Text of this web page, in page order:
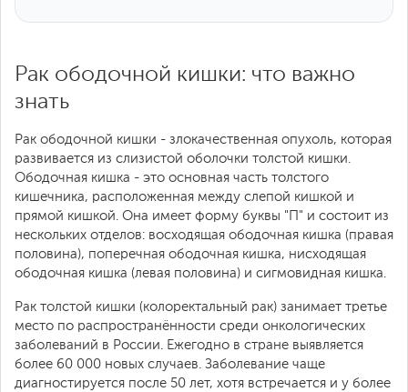
Рак ободочной кишки: что важно
знать
Рак ободочной кишки - злокачественная опухоль, которая
развивается из слизистой оболочки толстой кишки.
Ободочная кишка - это основная часть толстого
кишечника, расположенная между слепой кишкой и
прямой кишкой. Она имеет форму буквы "П" и состоит из
нескольких отделов: восходящая ободочная кишка (правая
половина), поперечная ободочная кишка, нисходящая
ободочная кишка (левая половина) и сигмовидная кишка.
Рак толстой кишки (колоректальный рак) занимает третье
место по распространённости среди онкологических
заболеваний в России. Ежегодно в стране выявляется
более 60 000 новых случаев. Заболевание чаще
диагностируется после 50 лет, хотя встречается и у более